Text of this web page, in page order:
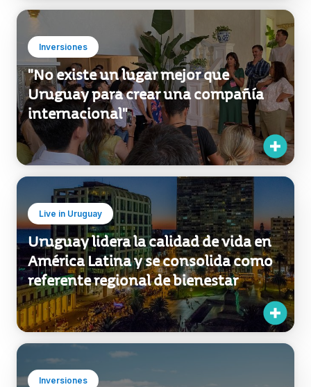
Inversiones
"No existe un lugar mejor que
Uruguay para crear una compañía
internacional"
Live in Uruguay
Uruguay lidera la calidad de vida en
América Latina y se consolida como
referente regional de bienestar
Inversiones